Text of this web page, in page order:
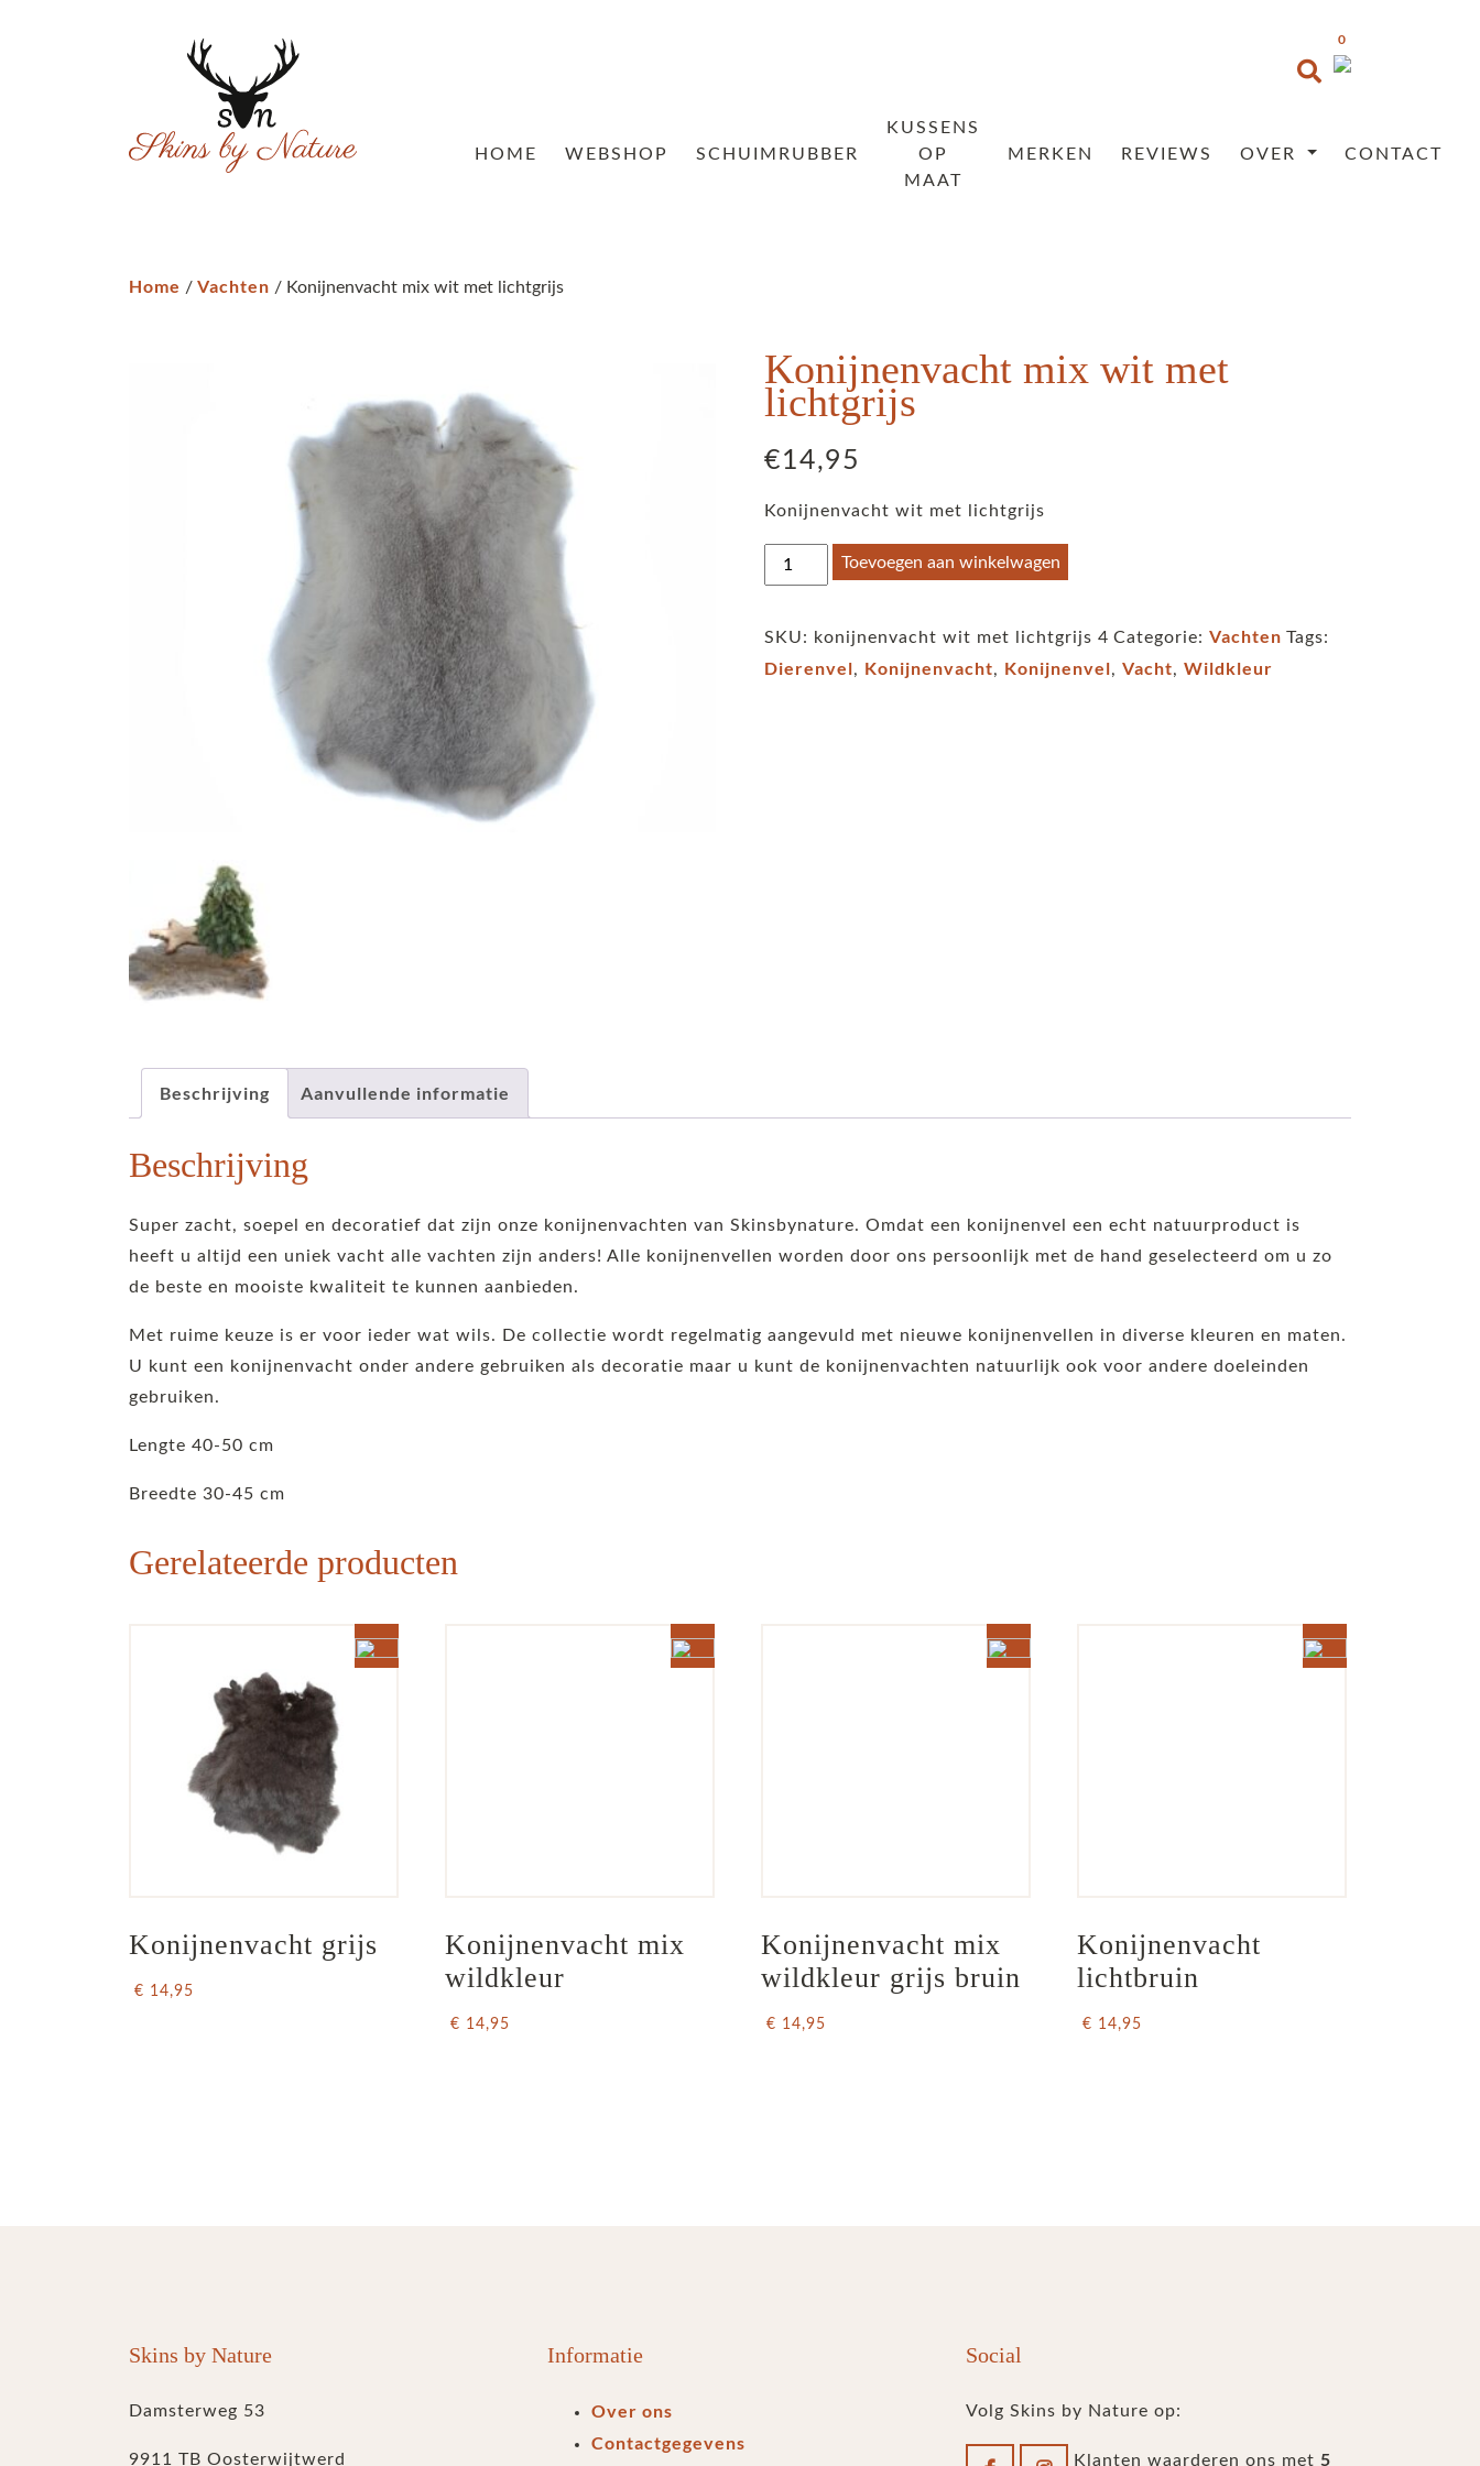
0
HOME WEBSHOP SCHUIMRUBBER
KUSSENS
OP
MAAT
MERKEN REVIEWS OVER CONTACT
Home / Vachten / Konijnenvacht mix wit met lichtgrijs
Konijnenvacht mix wit met
lichtgrijs
€14,95
Konijnenvacht wit met lichtgrijs
Konijnenvacht
mix
Toevoegen aan winkelwagen
SKU: konijnenvacht wit met lichtgrijs 4 Categorie:Vachten Tags:
Dierenvel, Konijnenvacht, Konijnenvel,Vacht,Wildkleur
Beschrijving Aanvullende informatie
Beschrijving
Super zacht, soepel en decoratief dat zijn onze konijnenvachten van Skinsbynature. Omdat een konijnenvel een echt natuurproduct is
heeft u altijd een uniek vacht alle vachten zijn anders! Alle konijnenvellen worden door ons persoonlijk met de hand geselecteerd om u zo
de beste en mooiste kwaliteit te kunnen aanbieden.
Met ruime keuze is er voor ieder wat wils. De collectie wordt regelmatig aangevuld met nieuwe konijnenvellen in diverse kleuren en maten.
U kunt een konijnenvacht onder andere gebruiken als decoratie maar u kunt de konijnenvachten natuurlijk ook voor andere doeleinden
gebruiken.
Lengte 40-50 cm
Breedte 30-45 cm
Gerelateerde producten
Konijnenvacht grijs
€ 14,95
Konijnenvacht mix
wildkleur
€ 14,95
Konijnenvacht mix
wildkleur grijs bruin
€ 14,95
Konijnenvacht
lichtbruin
€ 14,95
Skins by Nature
Damsterweg 53
9911 TB Oosterwijtwerd
Informatie
Over ons
Contactgegevens
Social
Volg Skins by Nature op:
Klanten waarderen ons met 5